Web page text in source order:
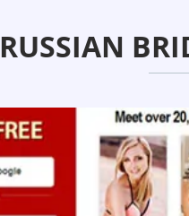
RUSSIAN